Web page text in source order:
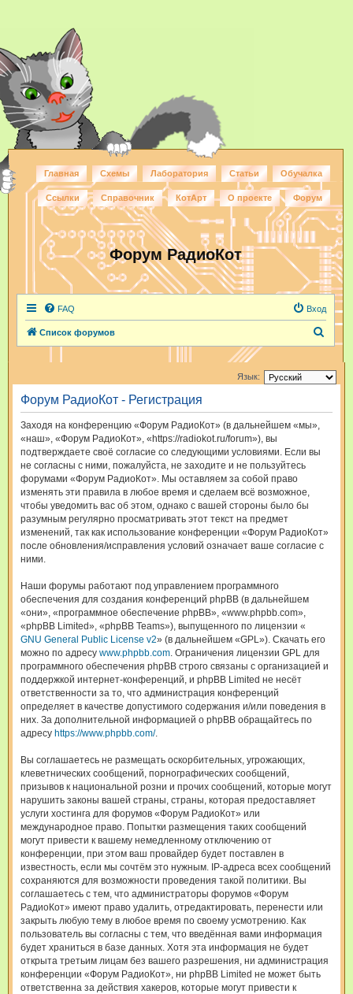
Главная Схемы Лаборатория Статьи Обучалка
Ссылки Справочник КотАрт О проекте Форум
Форум РадиоКот
FAQ Вход
Список форумов
и
Язык:
Форум РадиоКот - Регистрация
Заходя на конференцию «Форум РадиоКот» (в дальнейшем «мы»,
«наш», «Форум РадиоКот», «https://radiokot.ru/forum»), вы
подтверждаете своё согласие со следующими условиями. Если вы
не согласны с ними, пожалуйста, не заходите и не пользуйтесь
форумами «Форум РадиоКот». Мы оставляем за собой право
изменять эти правила в любое время и сделаем всё возможное,
чтобы уведомить вас об этом, однако с вашей стороны было бы
разумным регулярно просматривать этот текст на предмет
изменений, так как использование конференции «Форум РадиоКот»
после обновления/исправления условий означает ваше согласие с
ними.
Наши форумы работают под управлением программного
обеспечения для создания конференций phpBB (в дальнейшем
«они», «программное обеспечение phpBB», «www.phpbb.com»,
«phpBB Limited», «phpBB Teams»), выпущенного по лицензии «
GNU General Public License v2» (в дальнейшем «GPL»). Скачать его
можно по адресу www.phpbb.com. Ограничения лицензии GPL для
программного обеспечения phpBB строго связаны с организацией и
поддержкой интернет-конференций, и phpBB Limited не несёт
ответственности за то, что администрация конференций
определяет в качестве допустимого содержания и/или поведения в
них. За дополнительной информацией о phpBB обращайтесь по
адресу https://www.phpbb.com/.
Вы соглашаетесь не размещать оскорбительных, угрожающих,
клеветнических сообщений, порнографических сообщений,
призывов к национальной розни и прочих сообщений, которые могут
нарушить законы вашей страны, страны, которая предоставляет
услуги хостинга для форумов «Форум РадиоКот» или
международное право. Попытки размещения таких сообщений
могут привести к вашему немедленному отключению от
конференции, при этом ваш провайдер будет поставлен в
известность, если мы сочтём это нужным. IP-адреса всех сообщений
сохраняются для возможности проведения такой политики. Вы
соглашаетесь с тем, что администраторы форумов «Форум
РадиоКот» имеют право удалить, отредактировать, перенести или
закрыть любую тему в любое время по своему усмотрению. Как
пользователь вы согласны с тем, что введённая вами информация
будет храниться в базе данных. Хотя эта информация не будет
открыта третьим лицам без вашего разрешения, ни администрация
конференции «Форум РадиоКот», ни phpBB Limited не может быть
ответственна за действия хакеров, которые могут привести к